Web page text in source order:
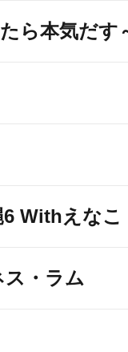
ら本気だす
Withえなこ
・ラム